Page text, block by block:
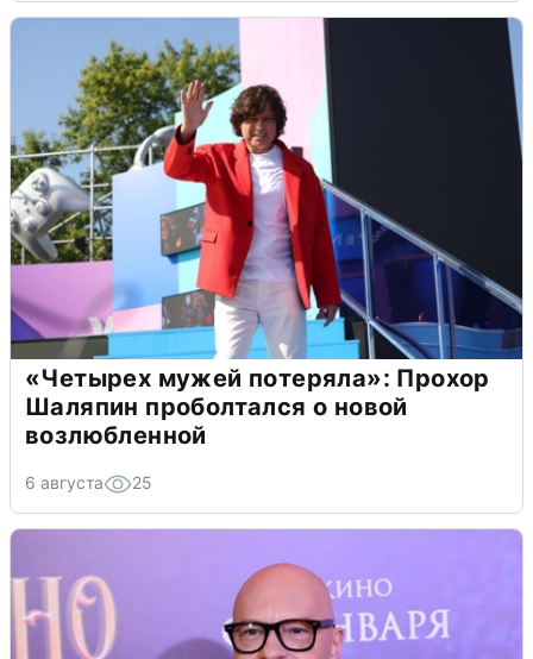
«Четырех мужей потеряла»: Прохор
Шаляпин проболтался о новой
возлюбленной
6 августа 25